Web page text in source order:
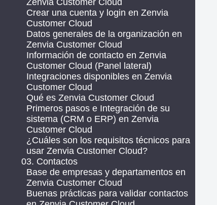
Zenvia Customer Cloud
Crear una cuenta y login en Zenvia
Customer Cloud
Datos generales de la organización en
Zenvia Customer Cloud
Información de contacto en Zenvia
Customer Cloud (Panel lateral)
Integraciones disponibles en Zenvia
Customer Cloud
Qué es Zenvia Customer Cloud
Primeros pasos e Integración de su
sistema (CRM o ERP) en Zenvia
Customer Cloud
¿Cuáles son los requisitos técnicos para
usar Zenvia Customer Cloud?
03. Contactos
Base de empresas y departamentos en
Zenvia Customer Cloud
Buenas prácticas para validar contactos